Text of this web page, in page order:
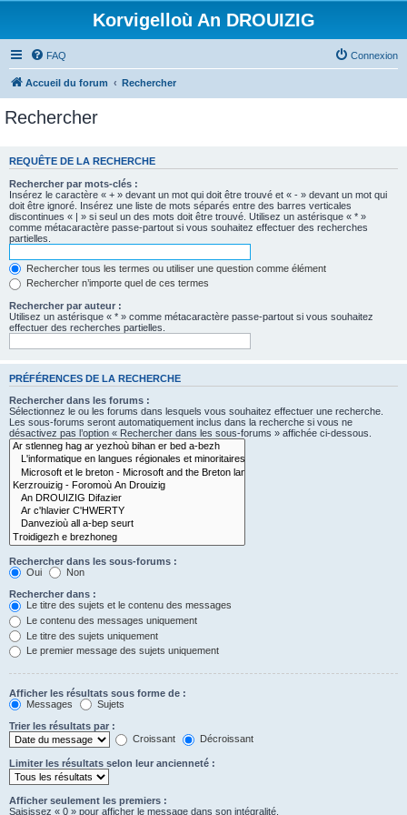
Korvigelloù An DROUIZIG
FAQ Connexion
Accueil du forum Rechercher
Rechercher
REQUÊTE DE LA RECHERCHE
Rechercher par mots-clés :
Insérez le caractère « + » devant un mot qui doit être trouvé et « - » devant un mot qui
doit être ignoré. Insérez une liste de mots séparés entre des barres verticales
discontinues « | » si seul un des mots doit être trouvé. Utilisez un astérisque « * »
comme métacaractère passe-partout si vous souhaitez effectuer des recherches
partielles.
Rechercher tous les termes ou utiliser une question comme élément
Rechercher n’importe quel de ces termes
Rechercher par auteur :
Utilisez un astérisque « * » comme métacaractère passe-partout si vous souhaitez
effectuer des recherches partielles.
PRÉFÉRENCES DE LA RECHERCHE
Rechercher dans les forums :
Sélectionnez le ou les forums dans lesquels vous souhaitez effectuer une recherche.
Les sous-forums seront automatiquement inclus dans la recherche si vous ne
désactivez pas l’option « Rechercher dans les sous-forums » affichée ci-dessous.
Rechercher dans les sous-forums :
Oui
Non
Rechercher dans :
Le titre des sujets et le contenu des messages
Le contenu des messages uniquement
Le titre des sujets uniquement
Le premier message des sujets uniquement
Afficher les résultats sous forme de :
Messages
Sujets
Trier les résultats par :
Croissant
Décroissant
Limiter les résultats selon leur ancienneté :
Afficher seulement les premiers :
Saisissez « 0 » pour afficher le message dans son intégralité.